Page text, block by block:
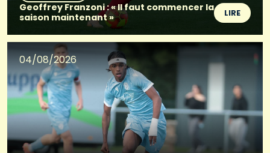
Geoffrey Franzoni : « Il faut commencer la
saison maintenant »
LIRE
04/08/2026